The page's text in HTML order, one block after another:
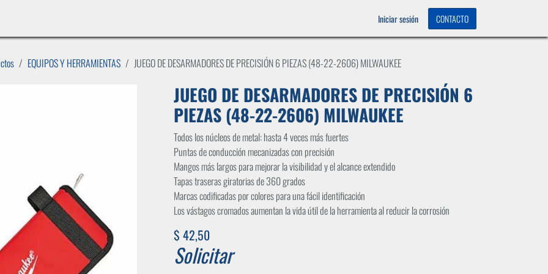
Iniciar sesión CONTACTO
EQUIPOS Y HERRAMIENTAS JUEGO DE DESARMADORES DE PRECISIÓN 6 PIEZAS (48-22-2606) MILWAUKEE
JUEGO DE DESARMADORES DE PRECISIÓN 6
PIEZAS (48-22-2606) MILWAUKEE
Todos los núcleos de metal: hasta 4 veces más fuertes
Puntas de conducción mecanizadas con precisión
Mangos más largos para mejorar la visibilidad y el alcance extendido
Tapas traseras giratorias de 360 grados
Marcas codificadas por colores para una fácil identificación
Los vástagos cromados aumentan la vida útil de la herramienta al reducir la corrosión
$ 42,50
Solicitar